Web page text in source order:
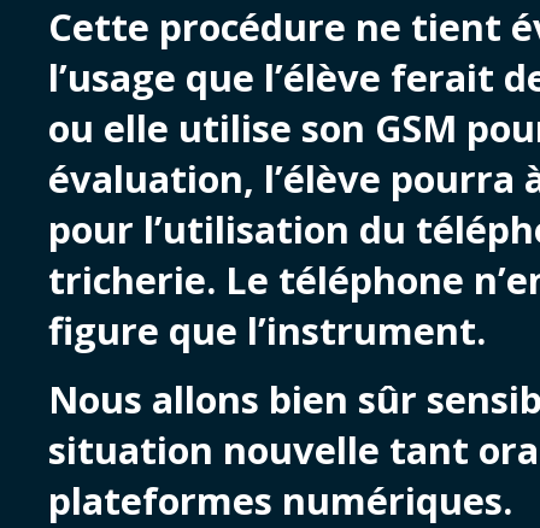
Cette procédure ne tient
l’usage que l’élève ferait
ou elle utilise son GSM
évaluation, l’élève pourra
pour l’utilisation du
tricherie. Le téléphone
figure que l’instrument.
Nous allons bien sûr
situation nouvelle tant
plateformes numériques.